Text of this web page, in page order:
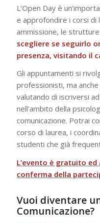
L’Open Day è
e approfondire i corsi di
ammissione, le
scegliere se seguirlo
presenza, visitando il
Gli appuntamenti si
professionisti, ma
valutando di iscriversi
nell’ambito della
comunicazione. Potrai
corso di laurea, i
studenti che già
L’evento è gratuito
conferma della
Vuoi diventare
Comunicazione?